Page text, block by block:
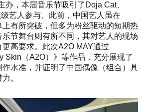
办，本届音乐节吸引了Doja Cat、
艺人参与。此前，中国艺人虽在
有所突破，但多为粉丝驱动的短期热
节舞台则有所不同，其对艺人的现场
高要求。此次A2O MAY通过
Skin（A2O）》等作品，充分展现了
水准，并证明了中国偶像（组合）具
。